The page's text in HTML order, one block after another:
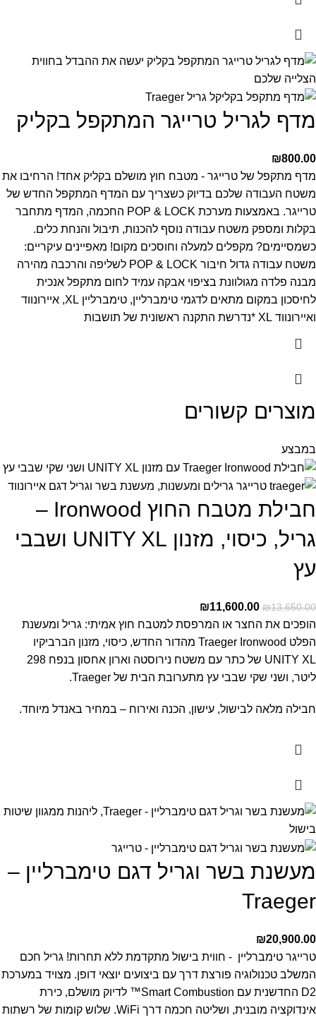
מדף לגריל טרייגר המתקפל בקליק
₪800.00
מדף מתקפל של טרייגר - מטבח חוץ מושלם בקליק אחד! הרחיבו את
משטח העבודה שלכם בדיוק כשצריך עם המדף המתקפל החדש של
טרייגר. באמצעות מערכת POP & LOCK החכמה, המדף מתחבר
בקלות ומספק משטח עבודה נוסף להכנות, תיבול והנחת כלים.
כשמסיימים? מקפלים למעלה וחוסכים מקום! מאפיינים עיקריים:
משטח עבודה גדול חיבור POP & LOCK לשליפה והרכבה מהירה
מבנה פלדה מגולוונת בציפוי אבקה עמיד לחום מתקפל אנכית
לחיסכון במקום
מתאים לדגמי טימברליין, טימברליין XL, איירונווד
ואיירונווד XL
*נדרשת התקנה ראשונית של תושבות
מוצרים קשורים
במבצע
חבילת מטבח החוץ Ironwood –
גריל, כיסוי, מזנון UNITY XL ושבבי
עץ
₪13,650.00
₪11,600.00
הופכים את החצר או המרפסת למטבח חוץ אמיתי: גריל ומעשנת
הפלט Traeger Ironwood מהדור החדש, כיסוי, מזנון הברביקיו
UNITY XL של כתר עם משטח נירוסטה וארון אחסון בנפח 298
ליטר, ושני שקי שבבי עץ מתערובת הבית של Traeger.
חבילה מלאה לבישול, עישון, הכנה ואירוח – במחיר באנדל מיוחד.
מעשנת בשר וגריל דגם טימברליין –
Traeger
₪20,900.00
טרייגר טימברליין - חווית בישול מתקדמת ללא תחרות! גריל חכם
המשלב טכנולוגיה פורצת דרך עם ביצועים יוצאי דופן. מצויד במערכת
D2 החדשנית עם Smart Combustion™ לדיוק מושלם, כירת
אינדוקציה מובנית, ושליטה חכמה דרך WiFi. שלוש קומות של רשתות